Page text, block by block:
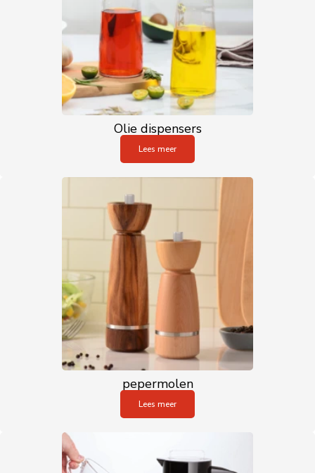
Olie dispensers
Lees meer
pepermolen
Lees meer